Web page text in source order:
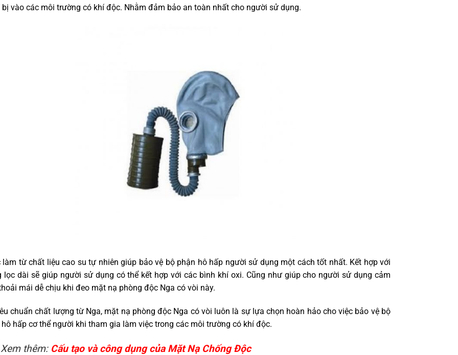
bị vào các môi trường có khí độc. Nhằm đảm bảo an toàn nhất cho người sử dụng.
từ chất liệu cao su tự nhiên giúp bảo vệ bộ phận hô hấp người sử dụng một cách tốt nhất. Kết hợp với
lọc dài sẽ giúp người sử dụng có thể kết hợp với các bình khí oxi. Cũng như giúp cho người sử dụng cảm
mái dễ chịu khi đeo mặt nạ phòng độc Nga có vòi này.
chuẩn chất lượng từ Nga, mặt nạ phòng độc Nga có vòi luôn là sự lựa chọn hoàn hảo cho việc bảo vệ bộ
hô hấp cơ thể người khi tham gia làm việc trong các môi trường có khí độc.
Xem thêm: Cấu tạo và công dụng của Mặt Nạ Chống Độc